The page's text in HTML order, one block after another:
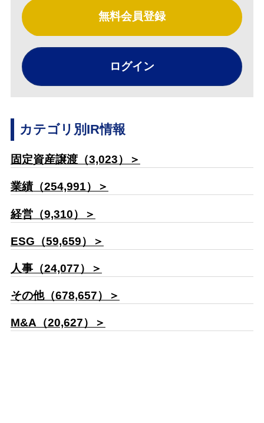
無料会員登録
ログイン
カテゴリ別IR情報
固定資産譲渡（3,023）＞
業績（254,991）＞
経営（9,310）＞
ESG（59,659）＞
人事（24,077）＞
その他（678,657）＞
M&A（20,627）＞